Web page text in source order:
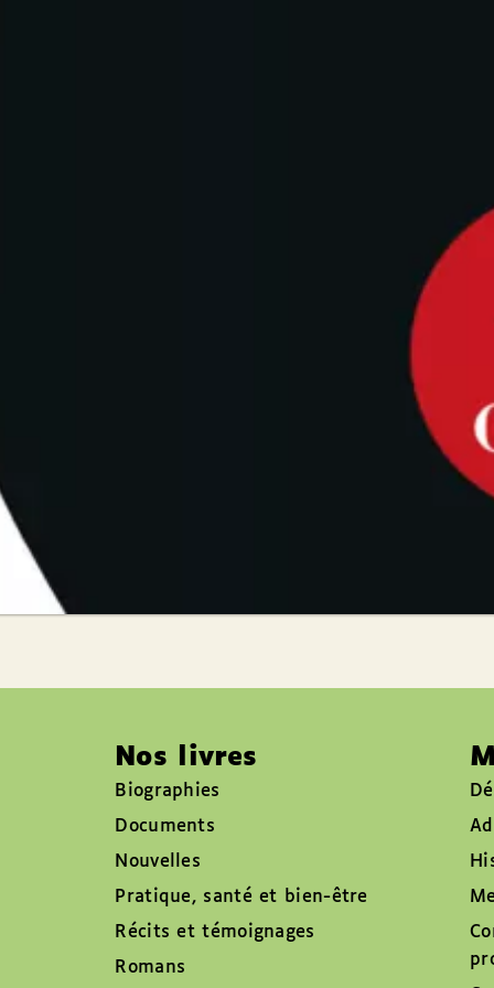
Nos livres
Biographies
Documents
Nouvelles
Pratique, santé et bien-être
Récits et témoignages
Romans